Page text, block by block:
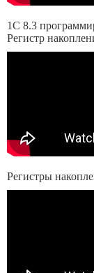
1С 8.3
Регистр
Регистры